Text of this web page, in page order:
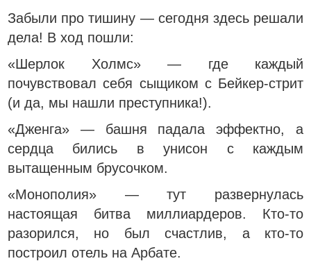
Забыли про тишину — сегодня здесь решали
дела! В ход пошли:
«Шерлок Холмс» — где каждый
почувствовал себя сыщиком с Бейкер-стрит
(и да, мы нашли преступника!).
«Дженга» — башня падала эффектно, а
сердца бились в унисон с каждым
вытащенным брусочком.
«Монополия» — тут развернулась
настоящая битва миллиардеров. Кто-то
разорился, но был счастлив, а кто-то
построил отель на Арбате.